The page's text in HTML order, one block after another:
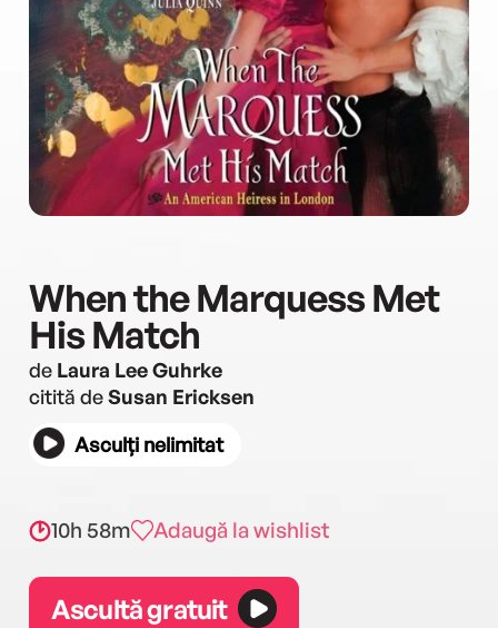
When the Marquess Met
His Match
de Laura Lee Guhrke
citită deSusan Ericksen
Asculți nelimitat
10h 58m Adaugă la wishlist
Ascultă gratuit